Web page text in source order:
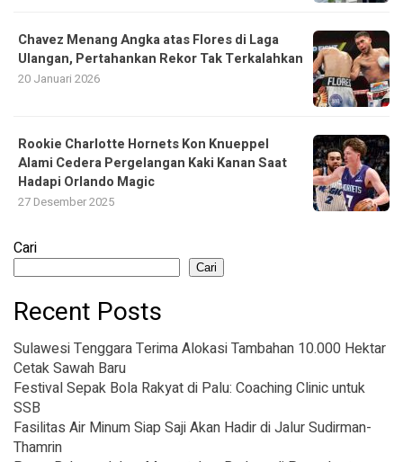
Chavez Menang Angka atas Flores di Laga
Ulangan, Pertahankan Rekor Tak Terkalahkan
20 Januari 2026
Rookie Charlotte Hornets Kon Knueppel
Alami Cedera Pergelangan Kaki Kanan Saat
Hadapi Orlando Magic
27 Desember 2025
Cari
Cari
Recent Posts
Sulawesi Tenggara Terima Alokasi Tambahan 10.000 Hektar
Cetak Sawah Baru
Festival Sepak Bola Rakyat di Palu: Coaching Clinic untuk
SSB
Fasilitas Air Minum Siap Saji Akan Hadir di Jalur Sudirman-
Thamrin